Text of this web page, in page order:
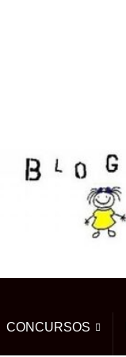
CONCURSOS